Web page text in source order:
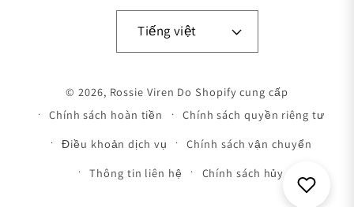
Tiếng việt
© 2026, Rossie Viren Do Shopify cung cấp
Chính sách hoàn tiền
Chính sách quyền riêng tư
Điều khoản dịch vụ
Chính sách vận chuyển
Thông tin liên hệ
Chính sách hủy